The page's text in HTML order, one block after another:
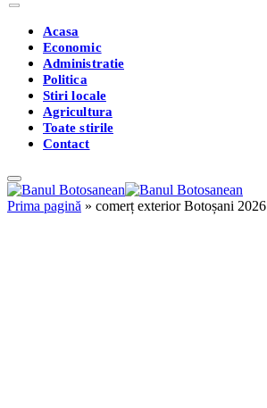
Acasa
Economic
Administratie
Politica
Stiri locale
Agricultura
Toate stirile
Contact
Prima pagină » comerț exterior Botoșani 2026